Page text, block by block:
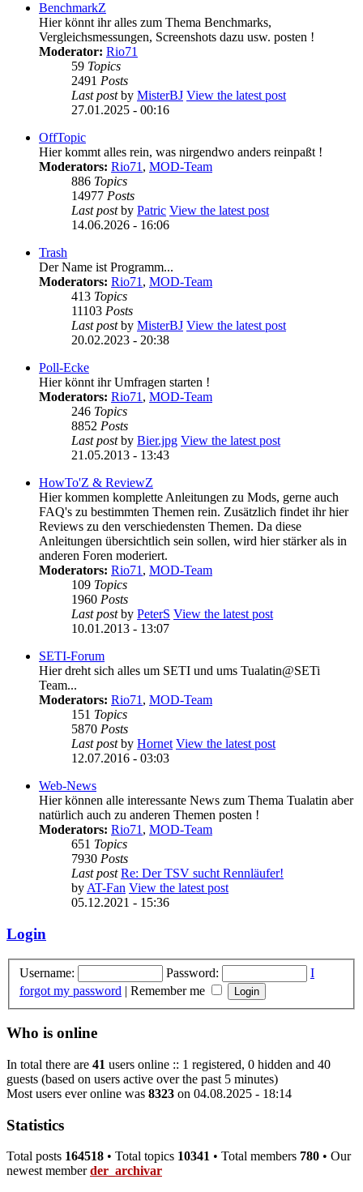
BenchmarkZ
Hier könnt ihr alles zum Thema Benchmarks,
Vergleichsmessungen, Screenshots dazu usw. posten !
Moderator: Rio71
59 Topics
2491 Posts
Last postby MisterBJ View the latest post
27.01.2025 - 00:16
OffTopic
Hier kommt alles rein, was nirgendwo anders reinpaßt !
Moderators: Rio71, MOD-Team
886 Topics
14977 Posts
Last postby Patric View the latest post
14.06.2026 - 16:06
Trash
Der Name ist Programm...
Moderators: Rio71, MOD-Team
413 Topics
11103 Posts
Last postby MisterBJ View the latest post
20.02.2023 - 20:38
Poll-Ecke
Hier könnt ihr Umfragen starten !
Moderators: Rio71, MOD-Team
246 Topics
8852 Posts
Last postby Bier.jpg View the latest post
21.05.2013 - 13:43
HowTo'Z & ReviewZ
Hier kommen komplette Anleitungen zu Mods, gerne auch
FAQ's zu bestimmten Themen rein. Zusätzlich findet ihr hier
Reviews zu den verschiedensten Themen. Da diese
Anleitungen übersichtlich sein sollen, wird hier stärker als in
anderen Foren moderiert.
Moderators: Rio71, MOD-Team
109 Topics
1960 Posts
Last postby PeterS View the latest post
10.01.2013 - 13:07
SETI-Forum
Hier dreht sich alles um SETI und ums Tualatin@SETi
Team...
Moderators: Rio71, MOD-Team
151 Topics
5870 Posts
Last postby Hornet View the latest post
12.07.2016 - 03:03
Web-News
Hier können alle interessante News zum Thema Tualatin aber
natürlich auch zu anderen Themen posten !
Moderators: Rio71, MOD-Team
651 Topics
7930 Posts
Last post Re: Der TSV sucht Rennläufer!
byAT-Fan View the latest post
05.12.2021 - 15:36
Login
Username: Password:
I
forgot my password | Remember me
Who is online
In total there are 41 users online :: 1 registered, 0 hidden and 40
guests (based on users active over the past 5 minutes)
Most users ever online was 8323 on 04.08.2025 - 18:14
Statistics
Total posts 164518 • Total topics 10341 • Total members 780 • Our
newest memberder_archivar